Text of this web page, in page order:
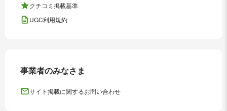
クチコミ掲載基準
UGC利用規約
事業者のみなさま
サイト掲載に関するお問い合わせ